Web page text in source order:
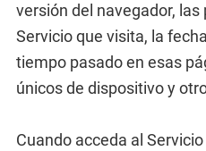
versión del navegador,
Servicio que visita, la
tiempo pasado en esas
únicos de dispositivo y
Cuando acceda al